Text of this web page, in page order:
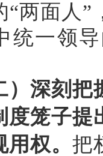
“两面人
统一领
刻把握
度笼子提
用权。把